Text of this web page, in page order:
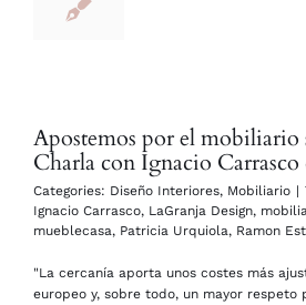
Apostemos por el mobiliario
Charla con Ignacio Carrasco
Categories: Diseño Interiores, Mobiliario |
Ignacio Carrasco, LaGranja Design,
mueblecasa, Patricia Urquiola, Ramon
"La cercanía aporta unos costes más
europeo y, sobre todo, un mayor respeto